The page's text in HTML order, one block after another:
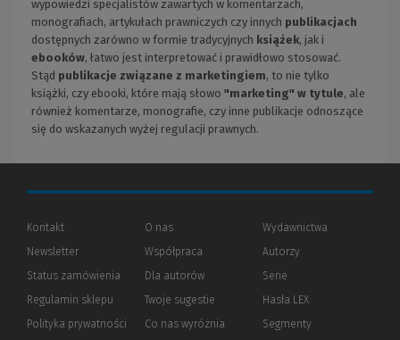
wypowiedzi specjalistów zawartych w komentarzach,
monografiach, artykułach prawniczych czy innych publikacjach
dostępnych zarówno w formie tradycyjnych książek, jak i
ebooków, łatwo jest interpretować i prawidłowo stosować.
Stąd publikacje związane z marketingiem, to nie tylko
książki, czy ebooki, które mają słowo "marketing" w tytule, ale
również komentarze, monografie, czy inne publikacje odnoszące
się do wskazanych wyżej regulacji prawnych.
Kontakt
Newsletter
Status zamówienia
Regulamin sklepu
Polityka prywatności (Nowe
(Link
O nas
Współpraca
Dla autorów(Nowe
(Link
innej
Twoje sugestie
Co nas wyróżnia
Wydawnictwa
Autorzy
Serie
Hasła LEX
Segmenty